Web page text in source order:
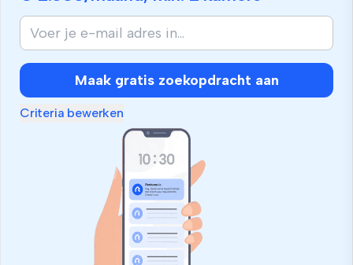
Maak gratis zoekopdracht aan
Criteria bewerken